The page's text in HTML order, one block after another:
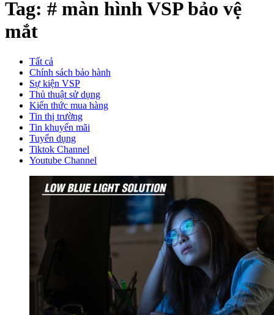
Tag: # màn hình VSP bảo vệ
mắt
Tất cả
Chính sách bảo hành
Sự kiện VSP
Thủ thuật sử dụng
Kiến thức mua hàng
Tin thị trường
Tin khuyến mãi
Tuyển dụng
Tiktok Channel
Youtube Channel